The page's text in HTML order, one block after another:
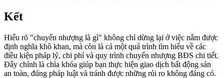
Kết
Hiểu rõ "chuyển nhượng là gì" không chỉ dừng lại ở việc nắm được
định nghĩa khô khan, mà còn là cả một quá trình tìm hiểu về các
điều kiện pháp lý, chi phí và quy trình chuyển nhượng BĐS chi tiết.
Đây chính là chìa khóa giúp bạn thực hiện giao dịch bất động sản
an toàn, đúng pháp luật và tránh được những rủi ro không đáng có.